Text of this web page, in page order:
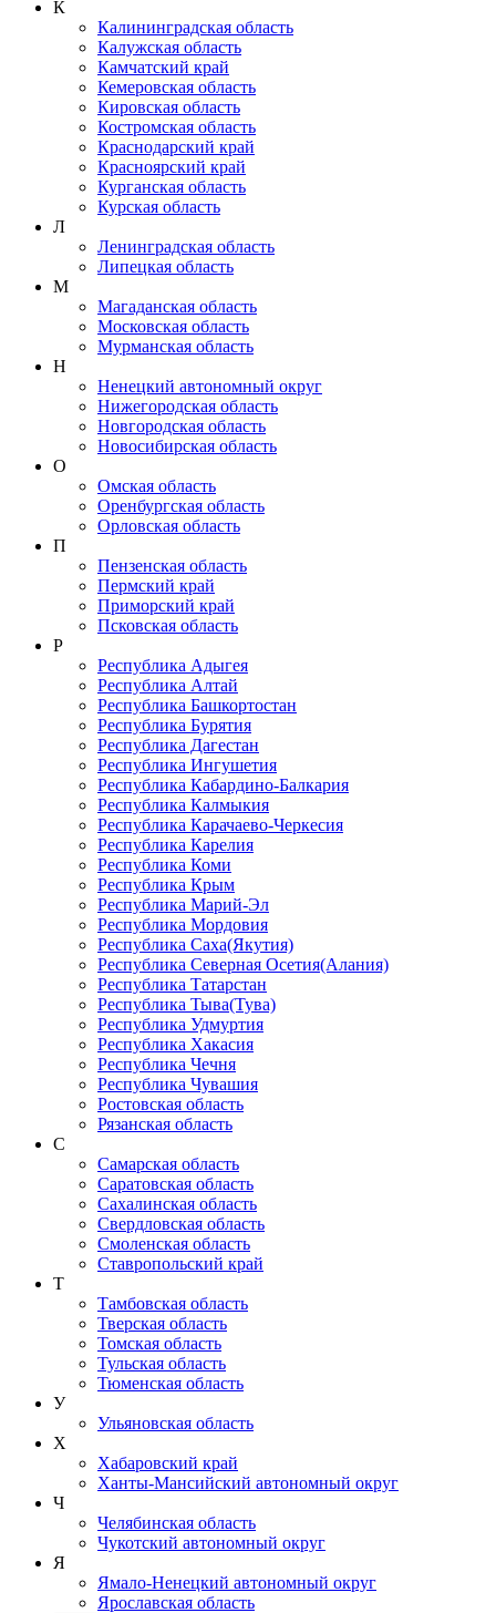
К
Калининградская область
Калужская область
Камчатский край
Кемеровская область
Кировская область
Костромская область
Краснодарский край
Красноярский край
Курганская область
Курская область
Л
Ленинградская область
Липецкая область
М
Магаданская область
Московская область
Мурманская область
Н
Ненецкий автономный округ
Нижегородская область
Новгородская область
Новосибирская область
О
Омская область
Оренбургская область
Орловская область
П
Пензенская область
Пермский край
Приморский край
Псковская область
Р
Республика Адыгея
Республика Алтай
Республика Башкортостан
Республика Бурятия
Республика Дагестан
Республика Ингушетия
Республика Кабардино-Балкария
Республика Калмыкия
Республика Карачаево-Черкеcия
Республика Карелия
Республика Коми
Республика Крым
Республика Марий-Эл
Республика Мордовия
Республика Саха(Якутия)
Республика Северная Осетия(Алания)
Республика Татарстан
Республика Тыва(Тува)
Республика Удмуртия
Республика Хакасия
Республика Чечня
Республика Чувашия
Ростовская область
Рязанская область
С
Самарская область
Саратовская область
Сахалинская область
Свердловская область
Смоленская область
Ставропольский край
Т
Тамбовская область
Тверская область
Томская область
Тульская область
Тюменская область
У
Ульяновская область
Х
Хабаровский край
Ханты-Мансийский автономный округ
Ч
Челябинская область
Чукотский автономный округ
Я
Ямало-Ненецкий автономный округ
Ярославская область